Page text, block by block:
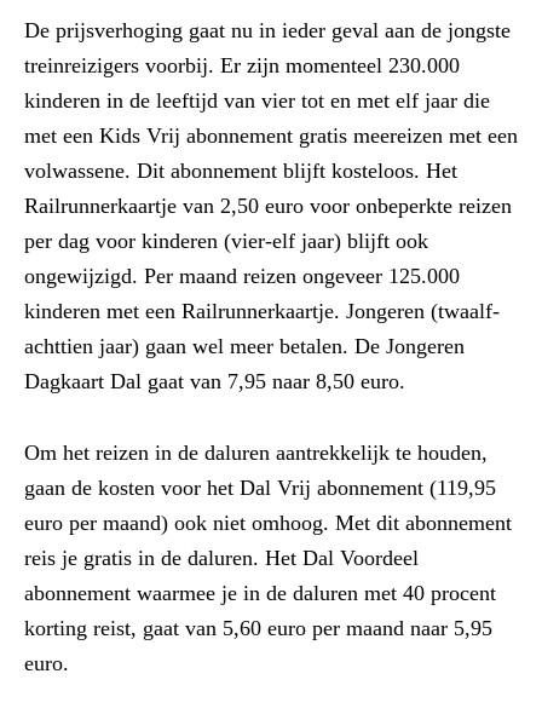
De prijsverhoging gaat nu in ieder geval aan de jongste
treinreizigers voorbij. Er zijn momenteel 230.000
kinderen in de leeftijd van vier tot en met elf jaar die
met een Kids Vrij abonnement gratis meereizen met een
volwassene. Dit abonnement blijft kosteloos. Het
Railrunnerkaartje van 2,50 euro voor onbeperkte reizen
per dag voor kinderen (vier-elf jaar) blijft ook
ongewijzigd. Per maand reizen ongeveer 125.000
kinderen met een Railrunnerkaartje. Jongeren (twaalf-
achttien jaar) gaan wel meer betalen. De Jongeren
Dagkaart Dal gaat van 7,95 naar 8,50 euro.
Om het reizen in de daluren aantrekkelijk te houden,
gaan de kosten voor het Dal Vrij abonnement (119,95
euro per maand) ook niet omhoog. Met dit abonnement
reis je gratis in de daluren. Het Dal Voordeel
abonnement waarmee je in de daluren met 40 procent
korting reist, gaat van 5,60 euro per maand naar 5,95
euro.